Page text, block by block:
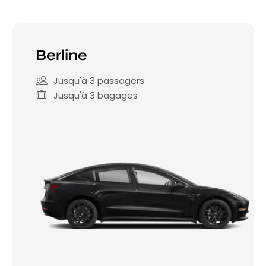
Berline
Jusqu'à 3 passagers
Jusqu'à 3 bagages